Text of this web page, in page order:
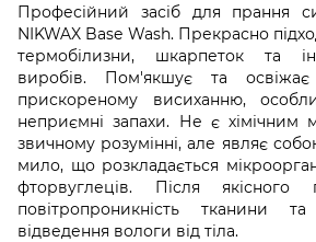
Професійний засіб для прання
NIKWAX Base Wash. Прекрасно
термобілизни, шкарпеток та
виробів. Пом'якшує та
прискореному висиханню,
неприємні запахи. Не є
звичному розумінні, але являє
мило, що розкладається
фторвуглеців. Після якісного
повітропроникність тканини
відведення вологи від тіла.